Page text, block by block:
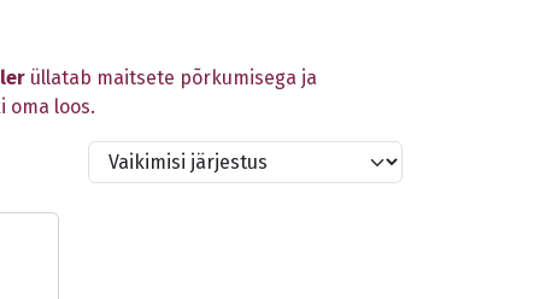
üllatab maitsete põrkumisega ja
oma loos.